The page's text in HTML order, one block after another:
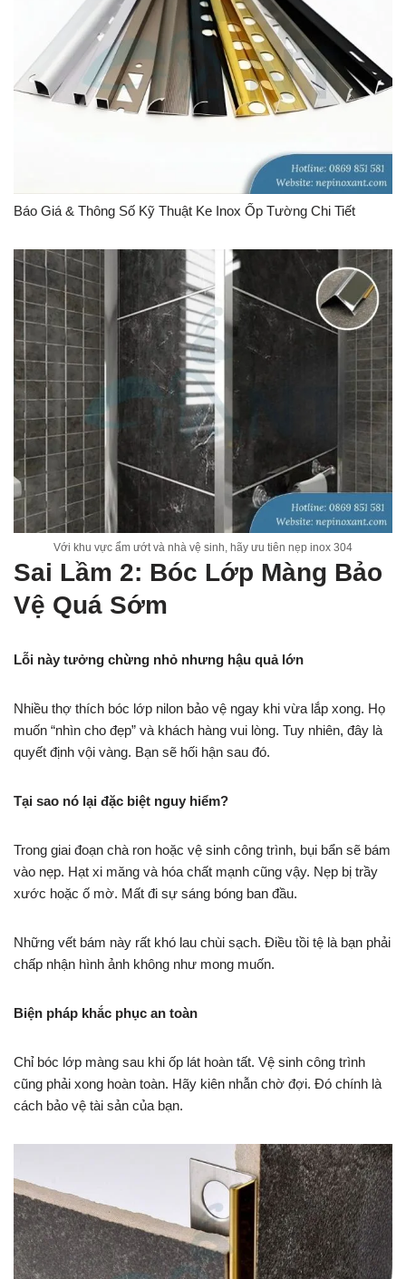
Báo Giá & Thông Số Kỹ Thuật Ke Inox Ốp Tường Chi Tiết
Với khu vực ẩm ướt và nhà vệ sinh, hãy ưu tiên nẹp inox 304
Sai Lầm 2: Bóc Lớp Màng Bảo
Vệ Quá Sớm
Lỗi này tưởng chừng nhỏ nhưng hậu quả lớn
Nhiều thợ thích bóc lớp nilon bảo vệ ngay khi vừa lắp xong. Họ
muốn “nhìn cho đẹp” và khách hàng vui lòng. Tuy nhiên, đây là
quyết định vội vàng. Bạn sẽ hối hận sau đó.
Tại sao nó lại đặc biệt nguy hiểm?
Trong giai đoạn chà ron hoặc vệ sinh công trình, bụi bẩn sẽ bám
vào nẹp. Hạt xi măng và hóa chất mạnh cũng vậy. Nẹp bị trầy
xước hoặc ố mờ. Mất đi sự sáng bóng ban đầu.
Những vết bám này rất khó lau chùi sạch. Điều tồi tệ là bạn phải
chấp nhận hình ảnh không như mong muốn.
Biện pháp khắc phục an toàn
Chỉ bóc lớp màng sau khi ốp lát hoàn tất. Vệ sinh công trình
cũng phải xong hoàn toàn. Hãy kiên nhẫn chờ đợi. Đó chính là
cách bảo vệ tài sản của bạn.